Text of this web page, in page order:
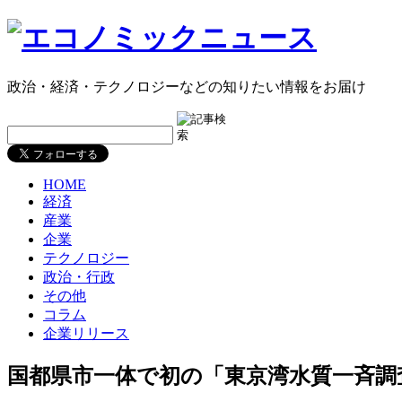
政治・経済・テクノロジーなどの知りたい情報をお届け
HOME
経済
産業
企業
テクノロジー
政治・行政
その他
コラム
企業リリース
国都県市一体で初の「東京湾水質一斉調